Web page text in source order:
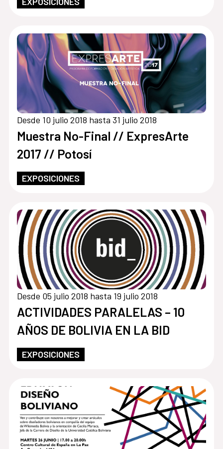
Desde 10 julio 2018 hasta 31 julio 2018
Muestra No-Final // ExpresArte
2017 // Potosí
EXPOSICIONES
Desde 05 julio 2018 hasta 19 julio 2018
ACTIVIDADES PARALELAS – 10
AÑOS DE BOLIVIA EN LA BID
EXPOSICIONES